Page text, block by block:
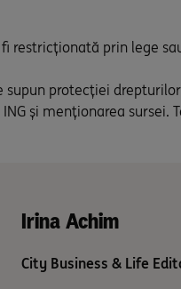
restricționată prin lege
protecției
și menționarea sursei.
Irina Achim
City Business & Life